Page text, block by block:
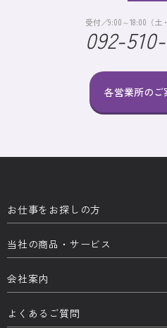
各営業所のご
受付／9:00～18:00（土
092-
お仕事をお探しの方
当社の商品・サービス
会社案内
よくあるご質問